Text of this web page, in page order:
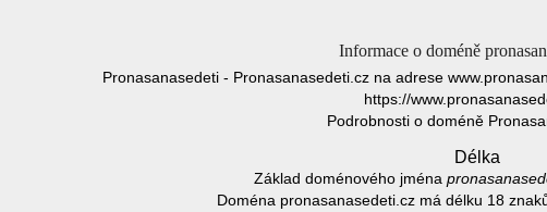
Informace o doméně
Pronasanasedeti - Pronasanasedeti.cz na adrese
https://
Podrobnosti o doméně
Délka
Základ doménového jména
Doména pronasanasedeti.cz má délku 18